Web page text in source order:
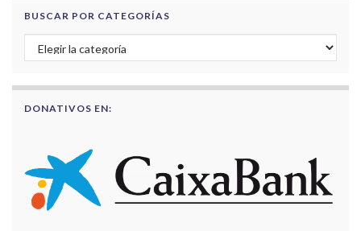
BUSCAR POR CATEGORÍAS
Buscar por categorías
DONATIVOS EN: